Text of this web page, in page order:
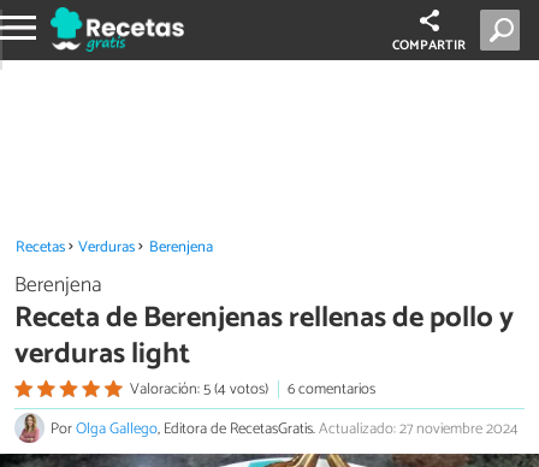
COMPARTIR
Recetas Verduras Berenjena
Berenjena
Receta de Berenjenas rellenas de pollo y
verduras light
Valoración: 5 (4 votos)
6 comentarios
PorOlga Gallego, Editora de RecetasGratis.Actualizado: 27 noviembre 2024